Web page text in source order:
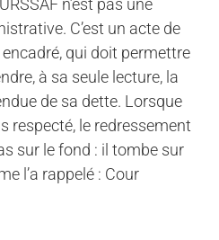
C’est un acte de
qui doit permettre
à sa seule lecture, la
de sa dette. Lorsque
respecté, le redressement
sur le fond : il tombe sur
l’a rappelé : Cour